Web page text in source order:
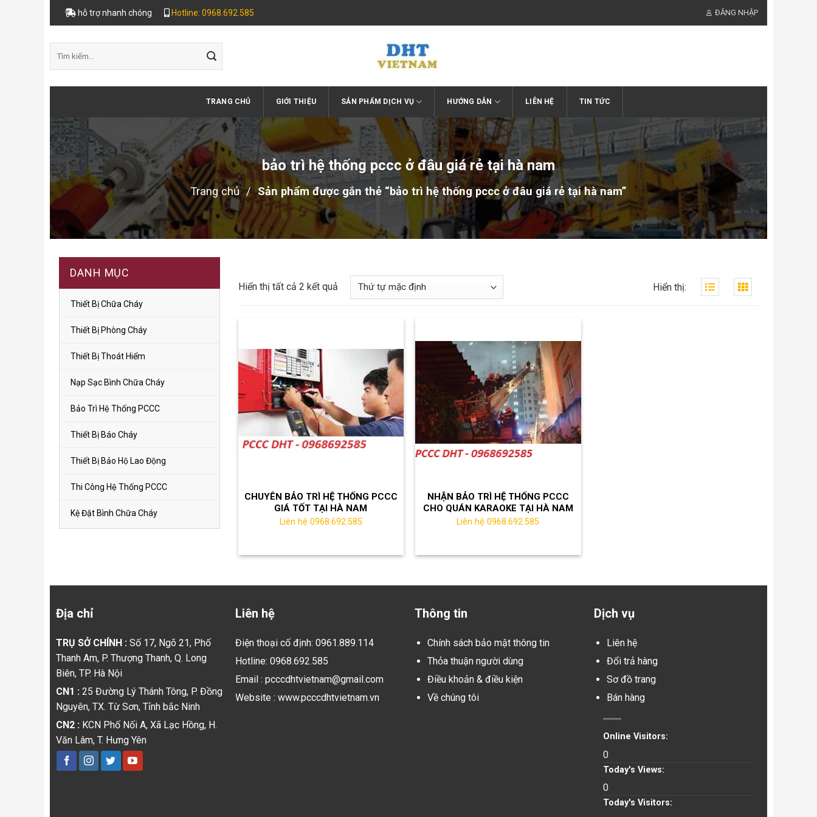
hỗ trợ nhanh chóng Hotline: 0968.692.585 ĐĂNG NHẬP
kiếm:
TRANG CHỦ GIỚI THIỆU SẢN PHẨM DỊCH VỤ HƯỚNG DẪN LIÊN HỆ TIN TỨC
bảo trì hệ thống pccc ở đâu giá rẻ tại hà nam
Trang chủ / Sản phẩm được gắn thẻ “bảo trì hệ thống pccc ở đâu giá rẻ tại hà nam”
DANH MỤC
Thiết Bị Chữa Cháy
Thiết Bị Phòng Cháy
Thiết Bị Thoát Hiểm
Nạp Sạc Bình Chữa Cháy
Bảo Trì Hệ Thống PCCC
Thiết Bị Báo Cháy
Thiết Bị Bảo Hộ Lao Động
Thi Công Hệ Thống PCCC
Kệ Đặt Bình Chữa Cháy
Hiển thị tất cả 2 kết quả Hiển thị:
CHUYÊN BẢO TRÌ HỆ THỐNG PCCC
GIÁ TỐT TẠI HÀ NAM
Liên hệ 0968.692.585
NHẬN BẢO TRÌ HỆ THỐNG PCCC
CHO QUÁN KARAOKE TẠI HÀ NAM
Liên hệ 0968.692.585
Địa chỉ
TRỤ SỞ CHÍNH : Số 17, Ngõ 21, Phố
Thanh Am, P. Thượng Thanh, Q. Long
Biên, TP. Hà Nội
CN1 : 25 Đường Lý Thánh Tông, P. Đồng
Nguyên, TX. Từ Sơn, Tỉnh bắc Ninh
CN2 : KCN Phố Nối A, Xã Lạc Hồng, H.
Văn Lâm, T. Hưng Yên
Liên hệ
Điện thoại cố định: 0961.889.114
Hotline: 0968.692.585
Email : pcccdhtvietnam@gmail.com
Website : www.pcccdhtvietnam.vn
Thông tin
Chính sách bảo mật thông tin
Thỏa thuận người dùng
Điều khoản & điều kiện
Về chúng tôi
Dịch vụ
Liên hệ
Đổi trả hàng
Sơ đồ trang
Bán hàng
Online Visitors:
0
Today's Views:
0
Today's Visitors: